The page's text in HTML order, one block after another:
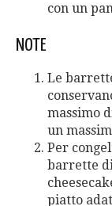
con un
NOTE
Le
massimo
un
Per
barrette
piatto